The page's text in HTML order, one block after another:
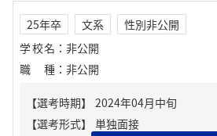
25年卒 文系
性別非公開
学校名 ： 非公開
職種 ： 非公開